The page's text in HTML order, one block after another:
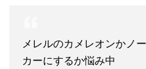
メレルのカメレオンかノ
カーにするか悩み中